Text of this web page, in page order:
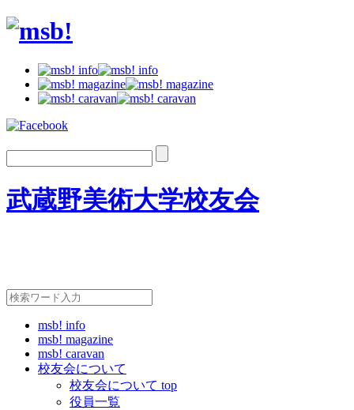
武蔵野美術大学校友会
msb! info
msb! magazine
msb! caravan
校友会について
校友会について top
役員一覧